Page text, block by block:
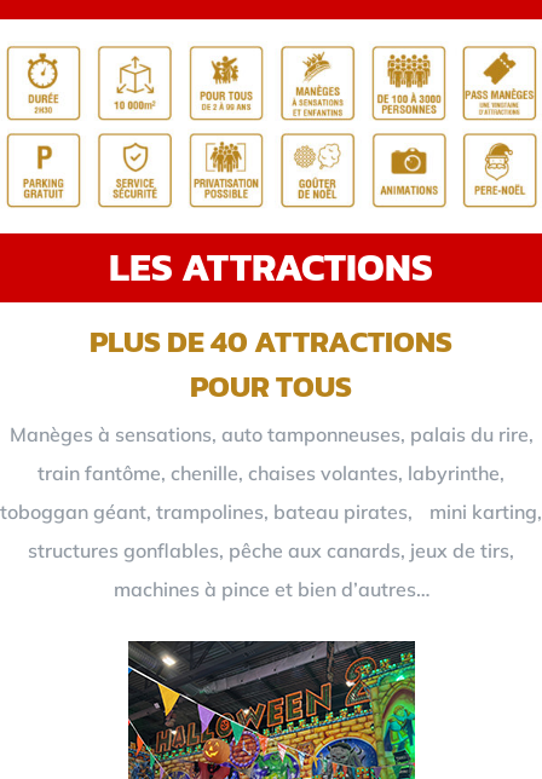
LES ATTRACTIONS
PLUS DE 40 ATTRACTIONS
POUR TOUS
Manèges à sensations, auto tamponneuses, palais du rire,
train fantôme, chenille, chaises volantes, labyrinthe,
toboggan géant, trampolines, bateau pirates, mini karting,
structures gonflables, pêche aux canards, jeux de tirs,
machines à pince et bien d’autres…